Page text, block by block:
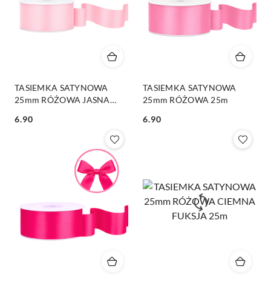
TASIEMKA SATYNOWA
25mm RÓŻOWA JASNA
Cena:
6.90
TASIEMKA SATYNOWA
25mm RÓŻOWA 25m
Cena:
6.90